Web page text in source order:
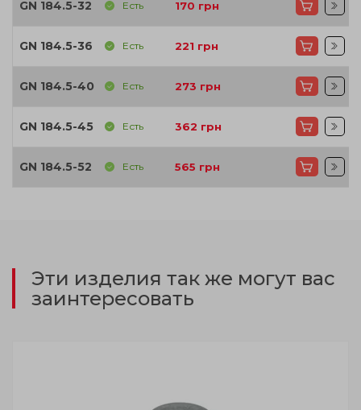
GN 184.5-32 Есть 170 грн
GN 184.5-36 Есть 221 грн
GN 184.5-40 Есть 273 грн
GN 184.5-45 Есть 362 грн
GN 184.5-52 Есть 565 грн
Эти изделия так же могут вас
заинтересовать